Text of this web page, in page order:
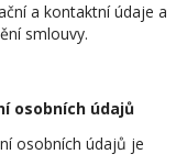
a kontaktní údaje a
smlouvy.
osobních údajů
osobních údajů je